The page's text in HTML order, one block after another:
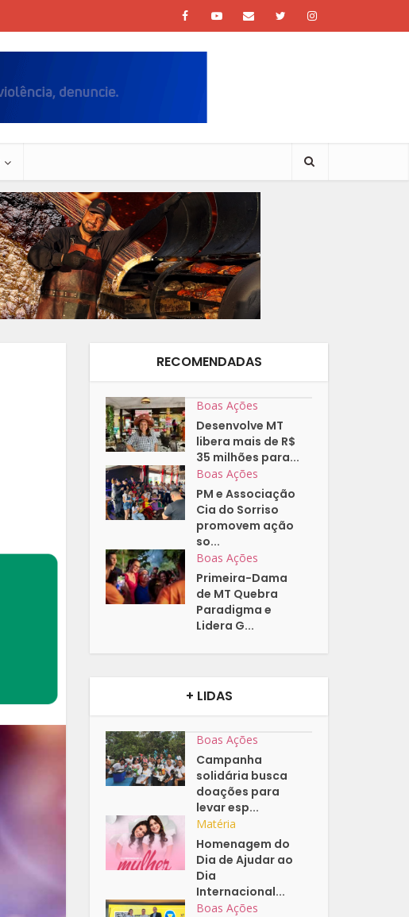
RECOMENDADAS
Boas Ações
Desenvolve MT
libera mais de R$
35 milhões para...
Boas Ações
PM e Associação
Cia do Sorriso
promovem ação
so...
Boas Ações
Primeira-Dama
de MT Quebra
Paradigma e
Lidera G...
+ LIDAS
Boas Ações
Campanha
solidária busca
doações para
levar esp...
Matéria
Homenagem do
Dia de Ajudar ao
Dia
Internacional...
Boas Ações